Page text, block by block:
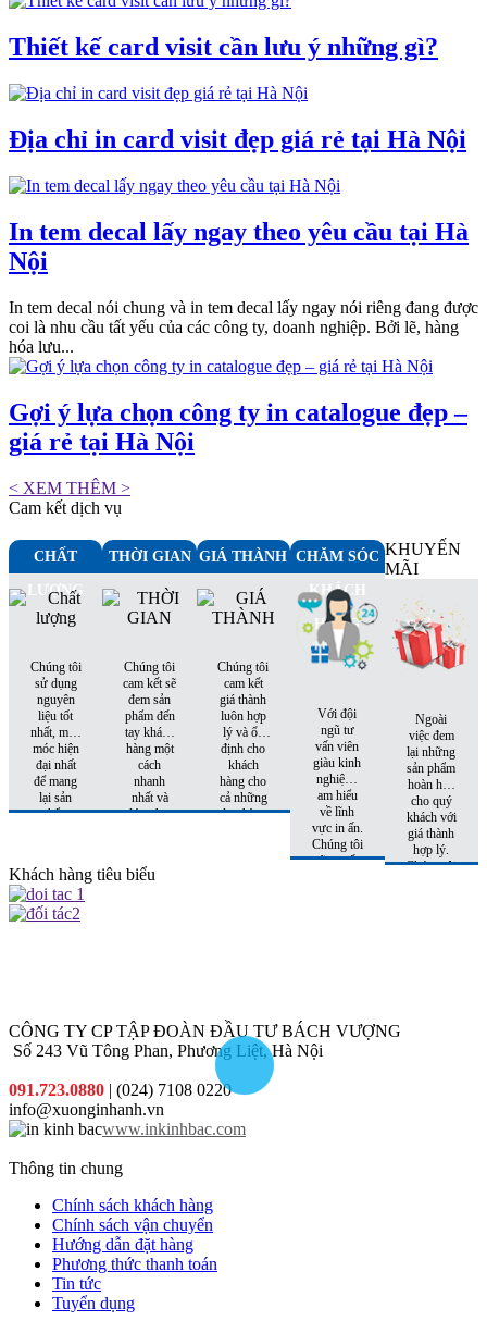
Thiết kế card visit cần lưu ý những gì?
Địa chỉ in card visit đẹp giá rẻ tại Hà Nội
In tem decal lấy ngay theo yêu cầu tại Hà
Nội
In tem decal nói chung và in tem decal lấy ngay nói riêng đang được
coi là nhu cầu tất yếu của các công ty, doanh nghiệp. Bởi lẽ, hàng
hóa lưu...
Gợi ý lựa chọn công ty in catalogue đẹp –
giá rẻ tại Hà Nội
< XEM THÊM >
Cam kết dịch vụ
CHẤT
LƯỢNG
Chúng tôi
sử dụng
nguyên
liệu tốt
nhất, máy
móc hiện
đại nhất
để mang
lại sản
phẩm
hàng
THỜI GIAN
Chúng tôi
cam kết sẽ
đem sản
phẩm đến
tay khách
hàng một
cách
nhanh
nhất và
đúng hẹn
GIÁ THÀNH
Chúng tôi
cam kết
giá thành
luôn hợp
lý và ổn
định cho
khách
hàng cho
cả những
đơn hàng
CHĂM SÓC
KHÁCH
HÀNG
Với đội
ngũ tư
vấn viên
giàu kinh
nghiệm,
am hiểu
về lĩnh
vực in ấn.
Chúng tôi
sẽ tư vấn
KHUYẾN
MÃI
Ngoài
việc đem
lại những
sản phẩm
hoàn hảo
cho quý
khách với
giá thành
hợp lý.
Chúng tôi
Khách hàng tiêu biểu
CÔNG TY CP TẬP ĐOÀN ĐẦU TƯ BÁCH VƯỢNG
Số 243 Vũ Tông Phan, Phương Liệt, Hà Nội
091.723.0880 | (024) 7108 0220
info@xuonginhanh.vn
www.inkinhbac.com
Thông tin chung
Chính sách khách hàng
Chính sách vận chuyển
Hướng dẫn đặt hàng
Phương thức thanh toán
Tin tức
Tuyển dụng